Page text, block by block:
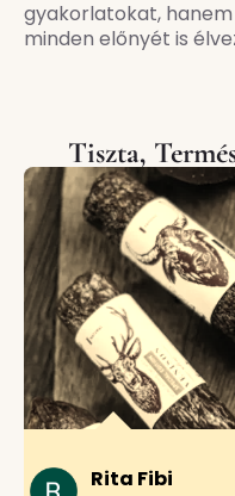
gyakorlatokat,
minden előnyét is
Tiszta,
Rita Fibi